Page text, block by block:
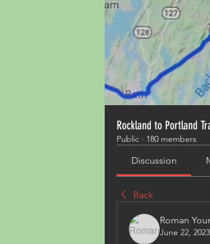
Rockland to Portland
Public · 180 members
Discussion
Back
Roman
June 22, 2023